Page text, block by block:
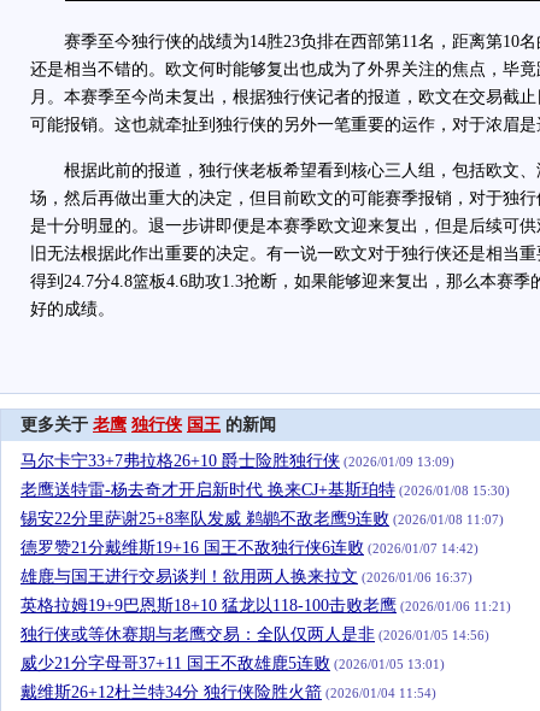
赛季至今独行侠的战绩为14胜23负排在西部第11名，距离第10名
还是相当不错的。欧文何时能够复出也成为了外界关注的焦点，毕
月。本赛季至今尚未复出，根据独行侠记者的报道，欧文在交易截
可能报销。这也就牵扯到独行侠的另外一笔重要的运作，对于浓眉
根据此前的报道，独行侠老板希望看到核心三人组，包括欧文、
场，然后再做出重大的决定，但目前欧文的可能赛季报销，对于独
是十分明显的。退一步讲即便是本赛季欧文迎来复出，但是后续可
旧无法根据此作出重要的决定。有一说一欧文对于独行侠还是相当
得到24.7分4.8篮板4.6助攻1.3抢断，如果能够迎来复出，那么本赛
好的成绩。
更多关于 老鹰 独行侠 国王 的新闻
马尔卡宁33+7弗拉格26+10 爵士险胜独行侠 (2026/01/09 13:09)
老鹰送特雷-杨去奇才开启新时代 换来CJ+基斯珀特 (2026/01/08 15:30)
锡安22分里萨谢25+8率队发威 鹈鹕不敌老鹰9连败 (2026/01/08 11:07)
德罗赞21分戴维斯19+16 国王不敌独行侠6连败 (2026/01/07 14:42)
雄鹿与国王进行交易谈判！欲用两人换来拉文 (2026/01/06 16:37)
英格拉姆19+9巴恩斯18+10 猛龙以118-100击败老鹰 (2026/01/06 11:21)
独行侠或等休赛期与老鹰交易：全队仅两人是非 (2026/01/05 14:56)
威少21分字母哥37+11 国王不敌雄鹿5连败 (2026/01/05 13:01)
戴维斯26+12杜兰特34分 独行侠险胜火箭 (2026/01/04 11:54)